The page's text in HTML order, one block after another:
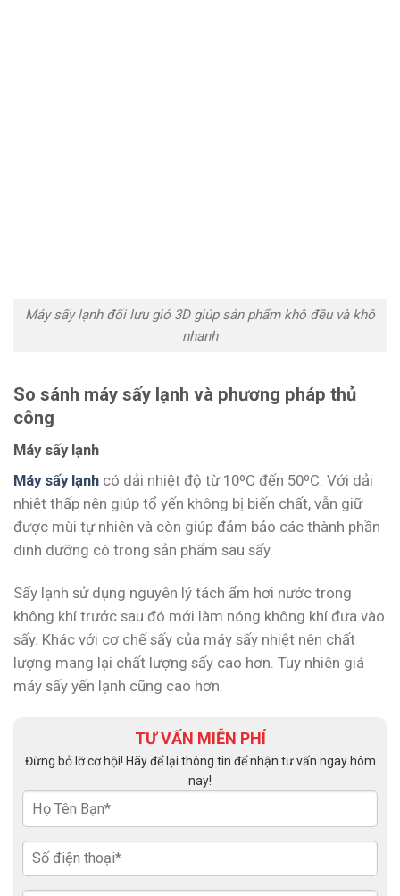
Máy sấy lạnh đối lưu gió 3D giúp sản phẩm khô đều và khô
nhanh
So sánh máy sấy lạnh và phương pháp thủ
công
Máy sấy lạnh
Máy sấy lạnh có dải nhiệt độ từ 10ºC đến 50ºC. Với dải
nhiệt thấp nên giúp tổ yến không bị biến chất, vẫn giữ
được mùi tự nhiên và còn giúp đảm bảo các thành phần
dinh dưỡng có trong sản phẩm sau sấy.
Sấy lạnh sử dụng nguyên lý tách ẩm hơi nước trong
không khí trước sau đó mới làm nóng không khí đưa vào
sấy. Khác với cơ chế sấy của máy sấy nhiệt nên chất
lượng mang lại chất lượng sấy cao hơn. Tuy nhiên giá
máy sấy yến lạnh cũng cao hơn.
TƯ VẤN MIỄN PHÍ
Đừng bỏ lỡ cơ hội! Hãy để lại thông tin để nhận tư vấn ngay hôm
nay!